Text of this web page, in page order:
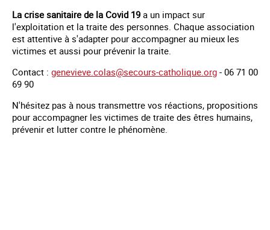
La crise sanitaire de la Covid 19 a un impact sur
l'exploitation et la traite des personnes. Chaque association
est attentive à s'adapter pour accompagner au mieux les
victimes et aussi pour prévenir la traite.
Contact : genevieve.colas@secours-catholique.org - 06 71 00
69 90
N'hésitez pas à nous transmettre vos réactions, propositions
pour accompagner les victimes de traite des êtres humains,
prévenir et lutter contre le phénomène.